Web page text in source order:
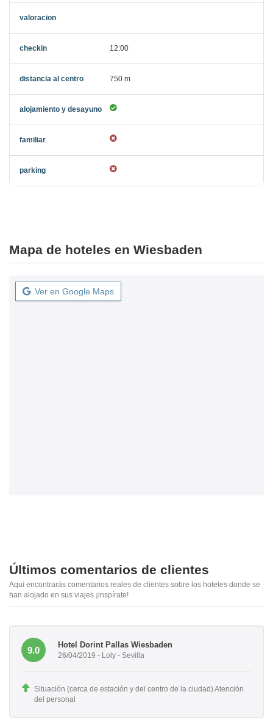
12:00
750 m
Mapa de hoteles en Wiesbaden
Ver en Google Maps
Últimos comentarios de clientes
Aquí encontrarás comentarios reales de clientes sobre los hoteles donde se
han alojado en sus viajes ¡inspírate!
9.0
Hotel Dorint Pallas Wiesbaden
26/04/2019 - Loly - Sevilla
Situación (cerca de estación y del centro de la ciudad) Atención
del personal